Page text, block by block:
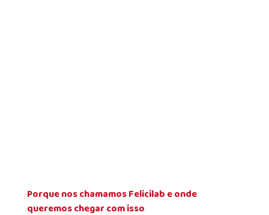
Porque nos chamamos Felicilab e onde
queremos chegar com isso